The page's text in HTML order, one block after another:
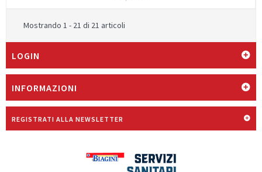
Mostrando 1 - 21 di 21 articoli
LOGIN
INFORMAZIONI
REGISTRATI ALLA NEWSLETTER